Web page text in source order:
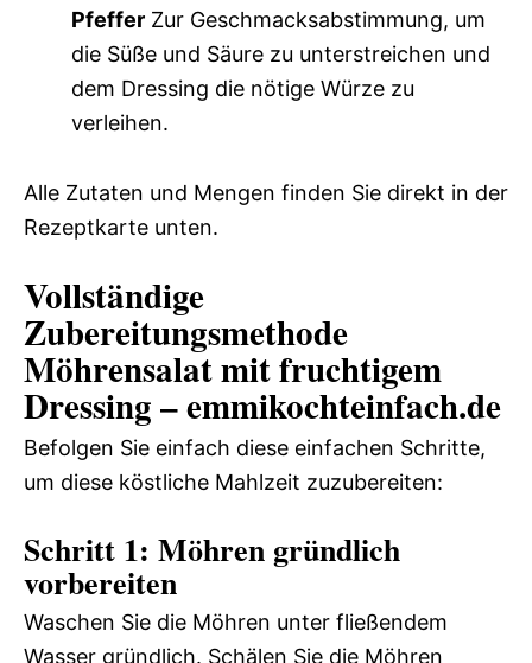
Pfeffer Zur Geschmacksabstimmung, um
die Süße und Säure zu unterstreichen und
dem Dressing die nötige Würze zu
verleihen.
Alle Zutaten und Mengen finden Sie direkt in der
Rezeptkarte unten.
Vollständige
Zubereitungsmethode
Möhrensalat mit fruchtigem
Dressing – emmikochteinfach.de
Befolgen Sie einfach diese einfachen Schritte,
um diese köstliche Mahlzeit zuzubereiten:
Schritt 1: Möhren gründlich
vorbereiten
Waschen Sie die Möhren unter fließendem
Wasser gründlich. Schälen Sie die Möhren